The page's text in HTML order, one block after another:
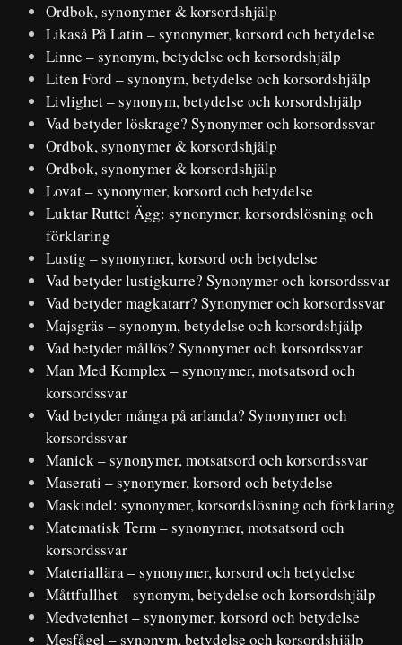
Ordbok, synonymer & korsordshjälp
Likaså På Latin – synonymer, korsord och betydelse
Linne – synonym, betydelse och korsordshjälp
Liten Ford – synonym, betydelse och korsordshjälp
Livlighet – synonym, betydelse och korsordshjälp
Vad betyder löskrage? Synonymer och korsordssvar
Ordbok, synonymer & korsordshjälp
Ordbok, synonymer & korsordshjälp
Lovat – synonymer, korsord och betydelse
Luktar Ruttet Ägg: synonymer, korsordslösning och
förklaring
Lustig – synonymer, korsord och betydelse
Vad betyder lustigkurre? Synonymer och korsordssvar
Vad betyder magkatarr? Synonymer och korsordssvar
Majsgräs – synonym, betydelse och korsordshjälp
Vad betyder mållös? Synonymer och korsordssvar
Man Med Komplex – synonymer, motsatsord och
korsordssvar
Vad betyder många på arlanda? Synonymer och
korsordssvar
Manick – synonymer, motsatsord och korsordssvar
Maserati – synonymer, korsord och betydelse
Maskindel: synonymer, korsordslösning och förklaring
Matematisk Term – synonymer, motsatsord och
korsordssvar
Materiallära – synonymer, korsord och betydelse
Måttfullhet – synonym, betydelse och korsordshjälp
Medvetenhet – synonymer, korsord och betydelse
Mesfågel – synonym, betydelse och korsordshjälp